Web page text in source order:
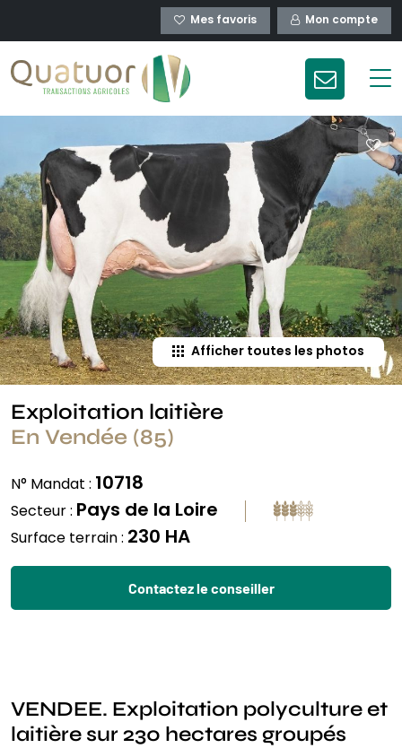
Mes favoris Mon compte
Afficher toutes les photos
Exploitation laitière
En Vendée (85)
N° Mandat : 10718
Secteur : Pays de la Loire
Surface terrain : 230 HA
Contactez le conseiller
VENDEE. Exploitation polyculture et
laitière sur 230 hectares groupés